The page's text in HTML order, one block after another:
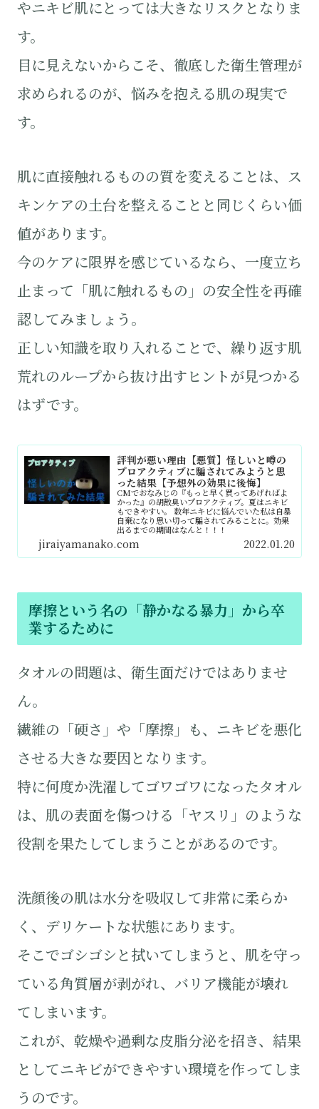
やニキビ肌にとっては大きなリスクとなりま
す。
目に見えないからこそ、徹底した衛生管理が
求められるのが、悩みを抱える肌の現実で
す。
肌に直接触れるものの質を変えることは、ス
キンケアの土台を整えることと同じくらい価
値があります。
今のケアに限界を感じているなら、一度立ち
止まって「肌に触れるもの」の安全性を再確
認してみましょう。
正しい知識を取り入れることで、繰り返す肌
荒れのループから抜け出すヒントが見つかる
はずです。
評判が悪い理由【悪質】怪しいと噂の
プロアクティブに騙されてみようと思
った結果【予想外の効果に後悔】
CMでおなみじの『もっと早く買ってあげればよ
かった』の胡散臭いプロアクティブ。夏はニキビ
もできやすい。 数年ニキビに悩んでいた私は自暴
自棄になり思い切って騙されてみることに。効果
出るまでの期間はなんと！！！
jiraiyamanako.com 2022.01.20
摩擦という名の「静かなる暴力」から卒
業するために
タオルの問題は、衛生面だけではありませ
ん。
繊維の「硬さ」や「摩擦」も、ニキビを悪化
させる大きな要因となります。
特に何度か洗濯してゴワゴワになったタオル
は、肌の表面を傷つける「ヤスリ」のような
役割を果たしてしまうことがあるのです。
洗顔後の肌は水分を吸収して非常に柔らか
く、デリケートな状態にあります。
そこでゴシゴシと拭いてしまうと、肌を守っ
ている角質層が剥がれ、バリア機能が壊れ
てしまいます。
これが、乾燥や過剰な皮脂分泌を招き、結果
としてニキビができやすい環境を作ってしま
うのです。